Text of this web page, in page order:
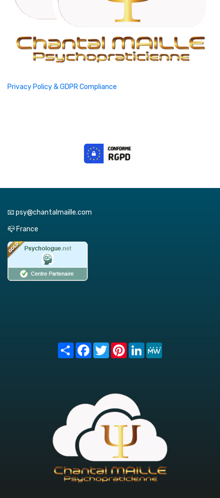
Privacy Policy & GDPR Compliance
📧 psy@chantalmaille.com
📪 France
Share FacebookTwitterPinterest
LinkedIn